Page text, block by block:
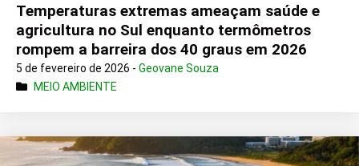
Temperaturas extremas ameaçam saúde e
agricultura no Sul enquanto termômetros
rompem a barreira dos 40 graus em 2026
5 de fevereiro de 2026 - Geovane Souza
MEIO AMBIENTE